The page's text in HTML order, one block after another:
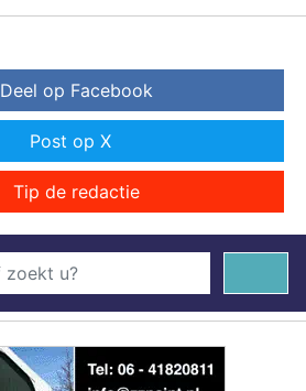
Deel op Facebook
Post op X
Tip de redactie